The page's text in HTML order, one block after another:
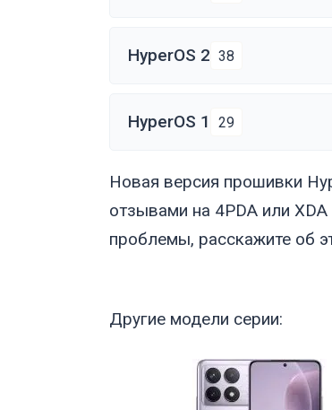
HyperOS 2 38
HyperOS 1 29
Новая версия прошивки
отзывами на 4PDA или
проблемы, расскажите об
Другие модели серии: